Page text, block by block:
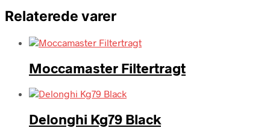
Relaterede varer
Moccamaster Filtertragt
Delonghi Kg79 Black